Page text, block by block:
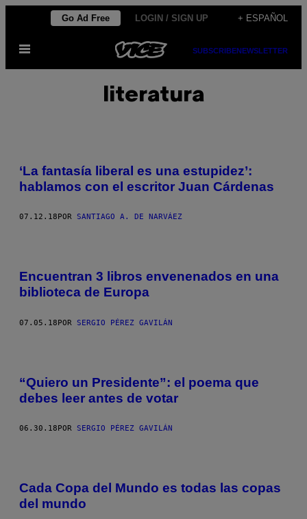
contenido
Go Ad Free LOGIN / SIGN UP + ESPAÑOL
Abrir
SUBSCRIBENEWSLETTER
literatura
‘La fantasía liberal es una estupidez’:
hablamos con el escritor Juan Cárdenas
07.12.18 POR SANTIAGO A. DE NARVÁEZ
Encuentran 3 libros envenenados en una
biblioteca de Europa
07.05.18POR SERGIO PÉREZ GAVILÁN
“Quiero un Presidente”: el poema que
debes leer antes de votar
06.30.18 POR SERGIO PÉREZ GAVILÁN
Cada Copa del Mundo es todas las copas
del mundo